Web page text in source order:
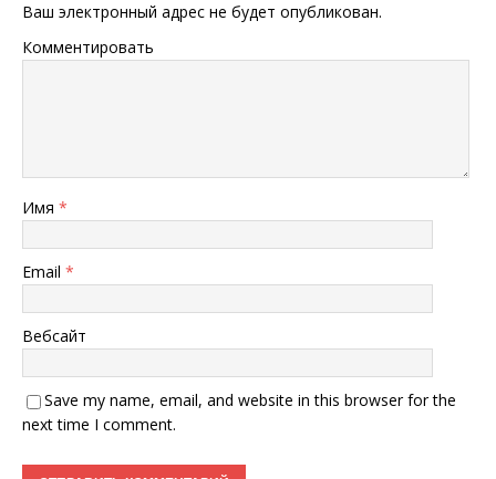
Ваш электронный адрес не будет опубликован.
Комментировать
Имя *
Email *
Вебсайт
Save my name, email, and website in this browser for the
next time I comment.